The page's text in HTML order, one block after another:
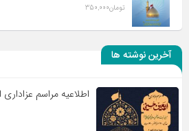
تومان350,000
آخرین نوشته ها
اطلاعیه مراسم